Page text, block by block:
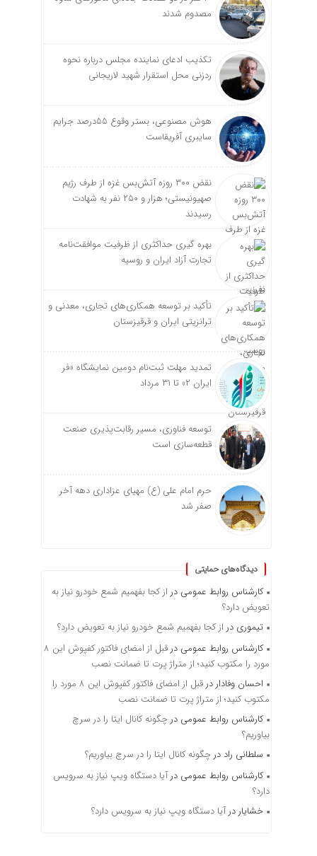
مصدوم شدند
تکذیب ادعای نماینده مجلس درباره نحوه
ردزنی محل استقرار شهید لاریجانی
هوش مصنوعی، بستر وقوع 55درصد جرایم
سایبری آفریقاست
نقض ۳۰۰ روزه آتش‌بس غزه از طرف رژیم
صهیونیستی؛ هزار و ۲۵۰ نفر به شهادت
رسیدند
بهره گیری حداکثری از ظرفیت موافقت‌نامه
تجارت آزاد ایران و روسیه
تأکید بر توسعه همکاری‌های تجاری، معدنی و
ترانزیتی ایران و قرقیزستان
تمدید مهلت ثبت‌نام دومین نمایشگاه «فر
ایران ۲» تا ۳۱ مرداد
توسعه فناوری، مسیر رقابت‌پذیری صنعت
قطعه‌سازی است
حرم امام علی (ع) مهیای عزاداری دهه آخر
صفر شد
دیدگاه‌های حمایتی
کارشناس روابط عمومی در از کجا بفهمیم شمع خودرو نیاز به
تعویض دارد؟
تیموری در از کجا بفهمیم شمع خودرو نیاز به تعویض دارد؟
کارشناس روابط عمومی در
قبل از امضای فاکتور کفپوش این ۸
مورد را مکتوب کنید؛ از متراژ پرت تا ضمانت نصب
احسان وفادار در
قبل از امضای فاکتور کفپوش این ۸ مورد را
مکتوب کنید؛ از متراژ پرت تا ضمانت نصب
کارشناس روابط عمومی در چگونه کانال ایتا را در سرچ
بیاوریم؟
سلطانی راد در چگونه کانال ایتا را در سرچ بیاوریم؟
کارشناس روابط عمومی در آیا دستگاه ویپ نیاز به سرویس
دارد؟
خشایار در آیا دستگاه ویپ نیاز به سرویس دارد؟